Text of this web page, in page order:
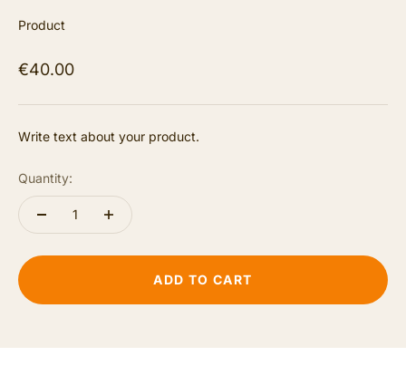
Product
€40.00
Write text about your product.
Quantity:
ADD TO CART